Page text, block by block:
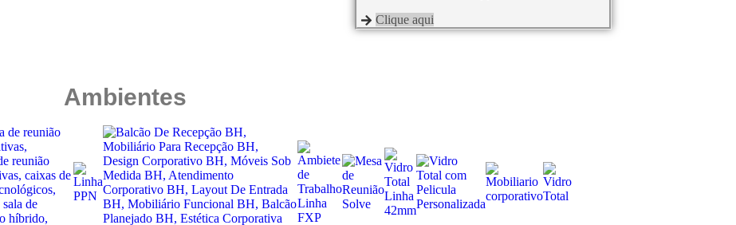
Clique aqui
Ambientes